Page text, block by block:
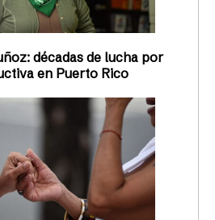
décadas de lucha por
en Puerto Rico